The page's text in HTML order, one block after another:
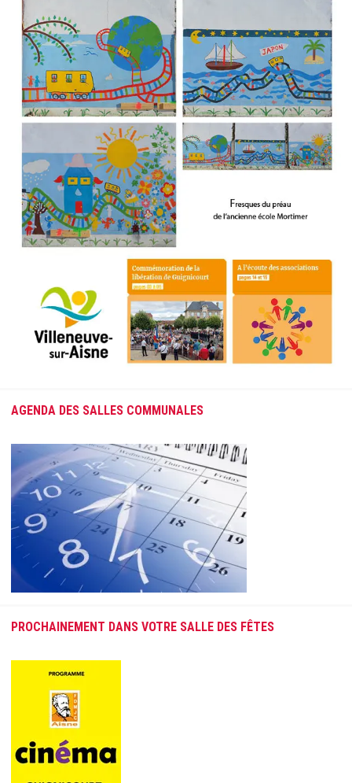
AGENDA DES SALLES COMMUNALES
PROCHAINEMENT DANS VOTRE SALLE DES FÊTES